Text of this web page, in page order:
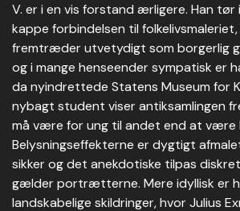
V. er i en vis forstand ærligere. Han tør
kappe forbindelsen til
fremtræder utvetydigt som borgerlig
og i mange henseender sympatisk er
da nyindrettede Statens Museum for
nybagt student viser antiksamlingen
må være for ung til andet end at være
Belysningseffekterne er dygtigt
sikker og det anekdotiske tilpas
gælder portrætterne. Mere idyllisk er
landskabelige skildringer, hvor Julius